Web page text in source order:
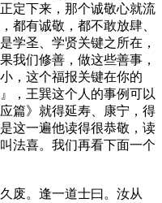
定下来，那个诚敬心就流
都有诚敬，都不敢放肆、
学圣、学贤关键之所在，
我们修善，做这些善事，
，这个福报关键在你的
，王巽这个人的事例可以
篇》就得延寿、康宁，得
这一遍他读得很恭敬，读
法喜。我们再看下面一个
。逢一道士曰。汝从